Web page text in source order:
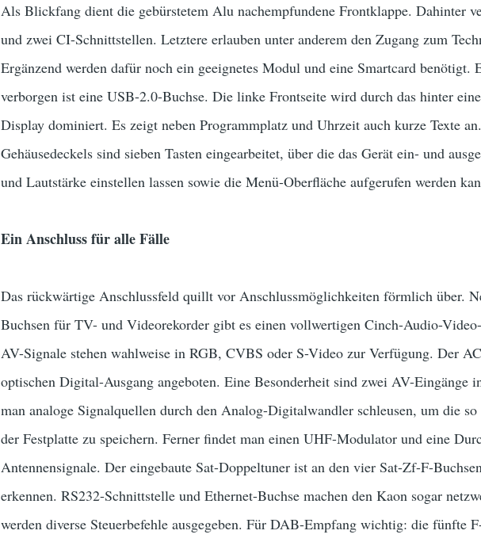
Als Blickfang dient die gebürstetem Alu nachempfundene Frontklappe. Dahinter
und zwei CI-Schnittstellen. Letztere erlauben unter anderem den Zugang zum
Ergänzend werden dafür noch ein geeignetes Modul und eine Smartcard benötigt.
verborgen ist eine USB-2.0-Buchse. Die linke Frontseite wird durch das hinter
Display dominiert. Es zeigt neben Programmplatz und Uhrzeit auch kurze Texte
Gehäusedeckels sind sieben Tasten eingearbeitet, über die das Gerät ein- und
und Lautstärke einstellen lassen sowie die Menü-Oberfläche aufgerufen werden
Ein Anschluss für alle Fälle
Das rückwärtige Anschlussfeld quillt vor Anschlussmöglichkeiten förmlich über.
Buchsen für TV- und Videorekorder gibt es einen vollwertigen Cinch-Audio-
AV-Signale stehen wahlweise in RGB, CVBS oder S-Video zur Verfügung. Der
optischen Digital-Ausgang angeboten. Eine Besonderheit sind zwei AV-Eingänge
man analoge Signalquellen durch den Analog-Digitalwandler schleusen, um die
der Festplatte zu speichern. Ferner findet man einen UHF-Modulator und eine
Antennensignale. Der eingebaute Sat-Doppeltuner ist an den vier Sat-Zf-F-
erkennen. RS232-Schnittstelle und Ethernet-Buchse machen den Kaon sogar
werden diverse Steuerbefehle ausgegeben. Für DAB-Empfang wichtig: die fünfte